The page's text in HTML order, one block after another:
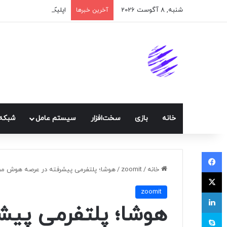
شنبه, 8 آگوست 2026 آخرین خبرها اپلیکیشن پیام‌رسان
خانه بازی سخت‌افزار سيستم عامل
خانه /
zoomit
/هوشا؛ پلتفرمی پیشرفته در عرصه هوش
zoomit
هوشا؛ پلتفرمی
فیسبوک